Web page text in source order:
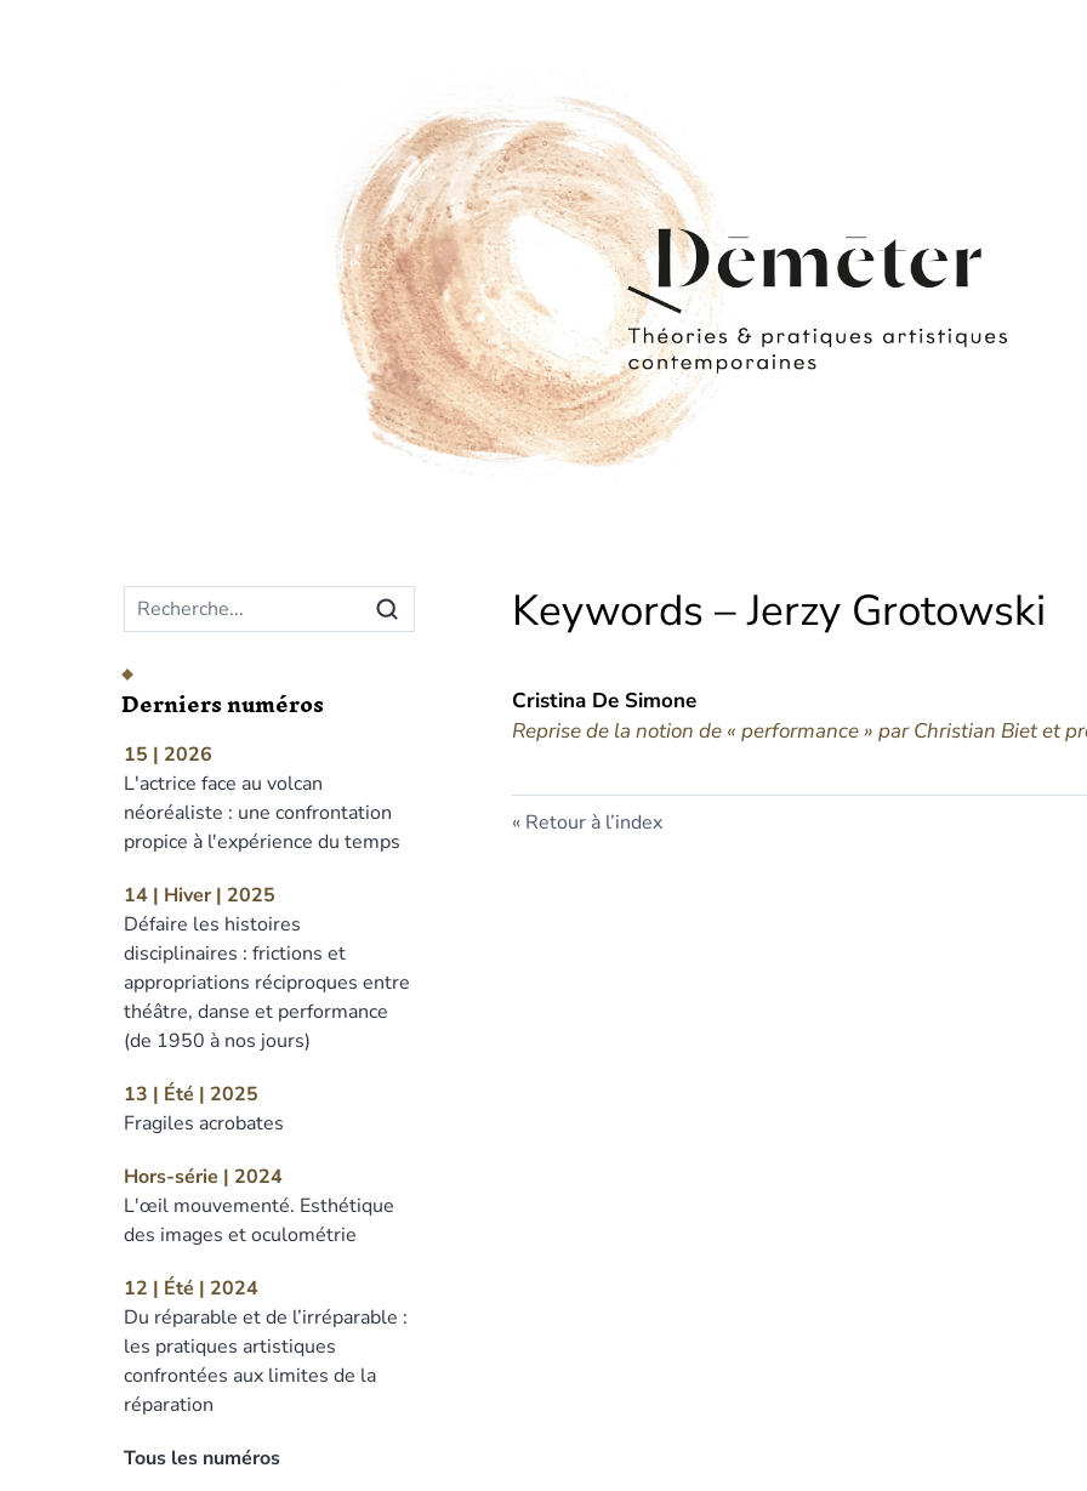
Menu principal
Derniers numéros
15 | 2026
L'actrice face au volcan
néoréaliste : une confrontation
propice à l'expérience du temps
14 | Hiver | 2025
Défaire les histoires
disciplinaires : frictions et
appropriations réciproques entre
théâtre, danse et performance
(de 1950 à nos jours)
13 | Été | 2025
Fragiles acrobates
Hors-série | 2024
L'œil mouvementé. Esthétique
des images et oculométrie
12 | Été | 2024
Du réparable et de l’irréparable :
les pratiques artistiques
confrontées aux limites de la
réparation
Tous les numéros
Keywords – Jerzy Grotowski
Cristina De Simone
Reprise de la notion de « performance » par Christian Biet et
Retour à l’index